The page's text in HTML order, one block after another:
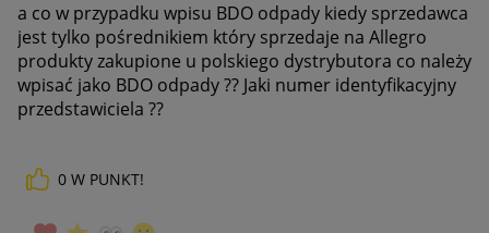
a co w przypadku wpisu BDO odpady kiedy sprzedawca
jest tylko pośrednikiem który sprzedaje na Allegro
produkty zakupione u polskiego dystrybutora co należy
wpisać jako BDO odpady ?? Jaki numer identyfikacyjny
przedstawiciela ??
0 W PUNKT!